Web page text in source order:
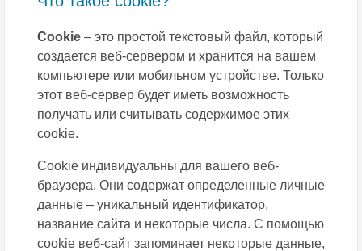
Cookie – это простой текстовый файл, который
создается веб-сервером и хранится на вашем
компьютере или мобильном устройстве. Только
этот веб-сервер будет иметь возможность
получать или считывать содержимое этих
сookie.
Cookie индивидуальны для вашего веб-
браузера. Они содержат определенные личные
данные – уникальный идентификатор,
название сайта и некоторые числа. С помощью
cookie веб-сайт запоминает некоторые данные,